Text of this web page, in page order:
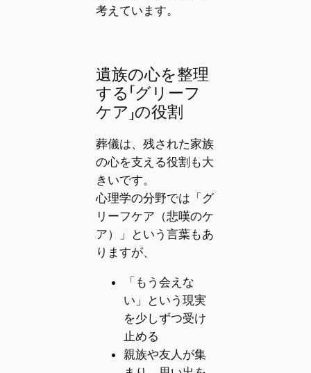
考えています。
遺族の心を整理
する「グリーフ
ケア」の役割
葬儀は、残された家族
の心を支える役割も大
きいです。
心理学の分野では「グ
リーフケア（悲嘆のケ
ア）」という言葉もあ
りますが、
「もう会えな
い」という現実
を少しずつ受け
止める
親族や友人が集